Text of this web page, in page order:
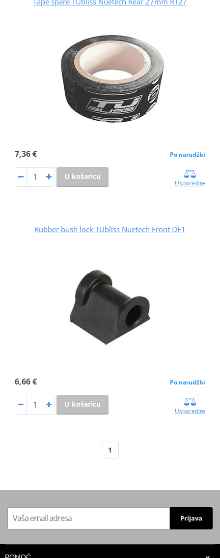
7,36 € Po narudžbi
U košaricu
Usporedite
Rubber bush lock TUbliss Nuetech Front DF1
6,66 € Po narudžbi
U košaricu
Usporedite
1
Prijava